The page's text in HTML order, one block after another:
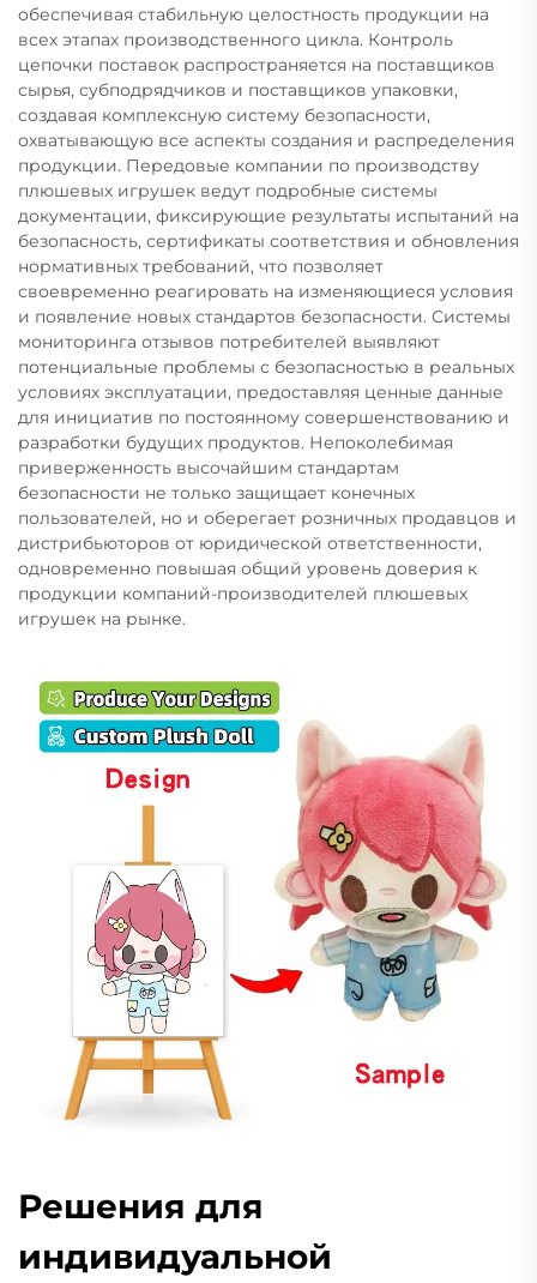
обеспечивая стабильную целостность продукции на
всех этапах производственного цикла. Контроль
цепочки поставок распространяется на поставщиков
сырья, субподрядчиков и поставщиков упаковки,
создавая комплексную систему безопасности,
охватывающую все аспекты создания и распределения
продукции. Передовые компании по производству
плюшевых игрушек ведут подробные системы
документации, фиксирующие результаты испытаний на
безопасность, сертификаты соответствия и обновления
нормативных требований, что позволяет
своевременно реагировать на изменяющиеся условия
и появление новых стандартов безопасности. Системы
мониторинга отзывов потребителей выявляют
потенциальные проблемы с безопасностью в реальных
условиях эксплуатации, предоставляя ценные данные
для инициатив по постоянному совершенствованию и
разработки будущих продуктов. Непоколебимая
приверженность высочайшим стандартам
безопасности не только защищает конечных
пользователей, но и оберегает розничных продавцов и
дистрибьюторов от юридической ответственности,
одновременно повышая общий уровень доверия к
продукции компаний-производителей плюшевых
игрушек на рынке.
Решения для
индивидуальной